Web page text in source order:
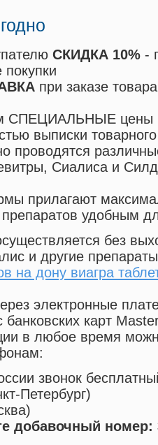
СКИДКА 10% -
при заказе
СПЕЦИАЛЬНЫЕ цены
выписки
проводятся
Сиалиса и
прилагают
удобным
без
и другие
на дону виагра
электронные
карт
в любое время
звонок
Петербург)
добавочный номер: